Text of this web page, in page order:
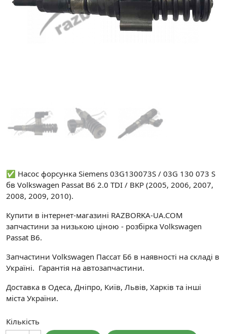
✅ Насос форсунка Siemens 03G130073S / 03G 130 073 S
бв Volkswagen Passat B6 2.0 TDI / BKP (2005, 2006, 2007,
2008, 2009, 2010).
Купити в інтернет-магазині RAZBORKA-UA.COM
запчастини за низькою ціною - розбірка Volkswagen
Passat B6.
Запчастини Volkswagen Пассат Б6 в наявності на складі в
Україні. Гарантія на автозапчастини.
Доставка в Одеса, Дніпро, Київ, Львів, Харків та інші
міста України.
Кількість